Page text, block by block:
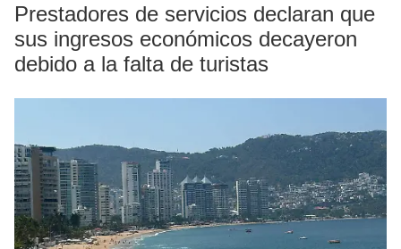
Prestadores de servicios declaran que
sus ingresos económicos decayeron
debido a la falta de turistas